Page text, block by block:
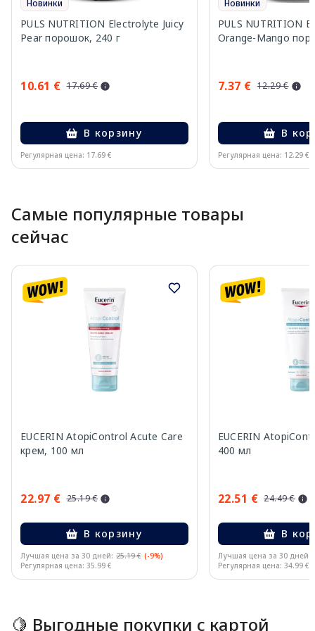
Новинки
PULS NUTRITION Electrolyte Juicy
Pear порошок, 240 г
10.61 € 17.69 €
В корзину
Регулярная цена: 17.69 €
Новинки
PULS NUTRITION
Orange-Mango
7.37 € 12.29 €
В
Регулярная цена: 12.29 €
Самые популярные товары
сейчас
EUCERIN AtopiControl Acute Care
крем, 100 мл
22.97 € 25.19 €
В корзину
Лучшая цена за 30 дней: 25.19 € (-9%)
Регулярная цена: 35.99 €
EUCERIN
400 мл
22.51 € 24.49 €
В
Лучшая цена за 30 дней:
Регулярная цена: 34.99 €
🍋 Выгодные покупки с картой